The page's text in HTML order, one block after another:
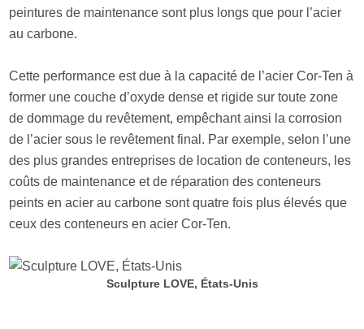
peintures de maintenance sont plus longs que pour l’acier
au carbone.
Cette performance est due à la capacité de l’acier Cor-Ten à
former une couche d’oxyde dense et rigide sur toute zone
de dommage du revêtement, empêchant ainsi la corrosion
de l’acier sous le revêtement final. Par exemple, selon l’une
des plus grandes entreprises de location de conteneurs, les
coûts de maintenance et de réparation des conteneurs
peints en acier au carbone sont quatre fois plus élevés que
ceux des conteneurs en acier Cor-Ten.
Sculpture LOVE, États-Unis